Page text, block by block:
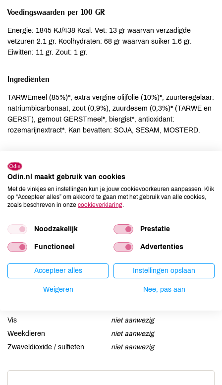
Voedingswaarden per 100 GR
Energie: 1845 KJ/438 Kcal. Vet: 13 gr waarvan verzadigde
vetzuren 2.1 gr. Koolhydraten: 68 gr waarvan suiker 1.6 gr.
Eiwitten: 11 gr. Zout: 1 gr.
Ingrediënten
TARWEmeel (85%)*, extra vergine olijfolie (10%)*, zuurteregelaar:
natriumbicarbonaat, zout (0,9%), zuurdesem (0,3%)* (TARWE en
GERST), gemout GERSTmeel*, biergist*, antioxidant:
rozemarijnextract*. Kan bevatten: SOJA, SESAM, MOSTERD.
Aardnoten
niet aanwezig
Ei
niet aanwezig
Gluten
aanwezig
Lupine
niet aanwezig
Mosterd
kan bevatten
Schaaldieren
niet aanwezig
Selderij
niet aanwezig
kan bevatten
Vis
niet aanwezig
Weekdieren
niet aanwezig
Zwaveldioxide / sulfieten
niet aanwezig
Odin.nl maakt gebruik van cookies
Met de vinkjes en instellingen kun je jouw cookievoorkeuren aanpassen. Klik
op “Accepteer alles” om akkoord te gaan met het gebruik van alle cookies,
zoals beschreven in onze cookieverklaring
Noodzakelijk Prestatie
Functioneel Advertenties
Accepteer alles Instellingen opslaan
Weigeren Nee, pas aan